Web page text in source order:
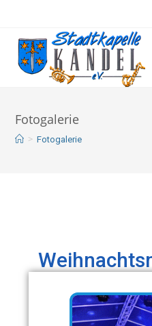
Fotogalerie
> Fotogalerie